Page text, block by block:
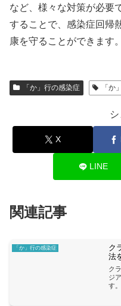
など、様々な対策が必要
することで、感染症回帰
康を守ることができます。
「か」行の感染症 「か
X
LINE
関連記事
「か」行の感染症
ク
法
ク
ジ
す